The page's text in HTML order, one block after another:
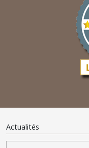
Actualités